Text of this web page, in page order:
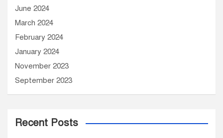
June 2024
March 2024
February 2024
January 2024
November 2023
September 2023
Recent Posts